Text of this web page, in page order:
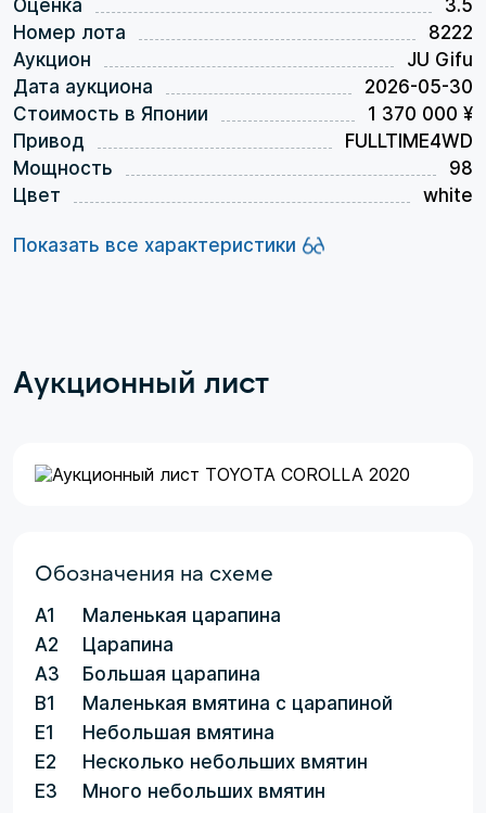
Оценка
3.5
Номер лота
8222
Аукцион
JU Gifu
Дата аукциона
2026-05-30
Стоимость в Японии
1 370 000 ¥
Привод
FULLTIME4WD
Мощность
98
Цвет
white
Показать все характеристики
Аукционный лист
Обозначения на схеме
A1
Маленькая царапина
A2
Царапина
A3
Большая царапина
B1
Маленькая вмятина с царапиной
E1
Небольшая вмятина
E2
Несколько небольших вмятин
E3
Много небольших вмятин